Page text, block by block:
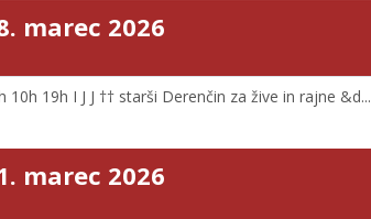
marec 2026
19h I J J †† starši Derenčin za žive in rajne &d...
marec 2026